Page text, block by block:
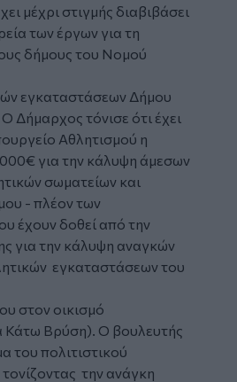
μέχρι στιγμής διαβιβάσει
των έργων για τη
δήμους του Νομού
εγκαταστάσεων Δήμου
Δήμαρχος τόνισε ότι έχει
Αθλητισμού η
για την κάλυψη άμεσων
σωματείων και
- πλέον των
έχουν δοθεί από την
για την κάλυψη αναγκών
εγκαταστάσεων του
στον οικισμό
Κάτω Βρύση). Ο βουλευτής
του πολιτιστικού
την ανάγκη